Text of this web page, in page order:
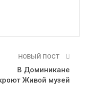
НОВЫЙ ПОСТ
В Доминикане
Живой музей